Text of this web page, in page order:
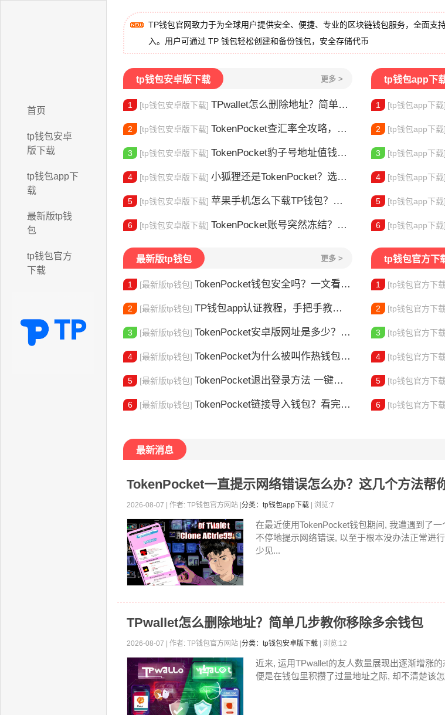
首页
tp钱包安卓
版下载
tp钱包app下
载
最新版tp钱
包
tp钱包官方
下载
TP钱包官网致力于为全球用户提供安全、便捷、专业的区块链钱包服务，全面支
入。用户可通过 TP 钱包轻松创建和备份钱包，安全存储代币
tp钱包安卓版下载 更多 >
1 [tp钱包安卓版下载] TPwallet怎么删除地址？简单几步教你移除多余钱包
2 [tp钱包安卓版下载] TokenPocket查汇率全攻略，新手一看就会
3 [tp钱包安卓版下载] TokenPocket豹子号地址值钱吗？新手看完这篇就懂了
4 [tp钱包安卓版下载] 小狐狸还是TokenPocket？选对钱包很重要
5 [tp钱包安卓版下载] 苹果手机怎么下载TP钱包？安装教程来了
6 [tp钱包安卓版下载] TokenPocket账号突然冻结？三步教你快速解冻
tp钱包app下
1 [tp钱包app下载]
2 [tp钱包app下载]
3 [tp钱包app下载]
4 [tp钱包app下载]
5 [tp钱包app下载]
6 [tp钱包app下载]
最新版tp钱包 更多 >
1 [最新版tp钱包] TokenPocket钱包安全吗？一文看懂真实风险
2 [最新版tp钱包] TP钱包app认证教程，手把手教你完成身份验证
3 [最新版tp钱包] TokenPocket安卓版网址是多少？一文教你安全下载
4 [最新版tp钱包] TokenPocket为什么被叫作热钱包？一文讲清楚
5 [最新版tp钱包] TokenPocket退出登录方法 一键切换账号超简单
6 [最新版tp钱包] TokenPocket链接导入钱包？看完这篇就懂了
tp钱包官方下
1 [tp钱包官方下
2 [tp钱包官方下
3 [tp钱包官方下
4 [tp钱包官方下
5 [tp钱包官方下
6 [tp钱包官方下
最新消息
TokenPocket一直提示网络错误怎么办？这几个方法帮
2026-08-07 | 作者: TP钱包官方网站 | 分类：tp钱包app下载 | 浏览:7
在最近使用TokenPocket钱包期间, 我遭遇到了
不停地提示网络错误, 以至于根本没办法正常进
少见...
TPwallet怎么删除地址？简单几步教你移除多余钱包
2026-08-07 | 作者: TP钱包官方网站 | 分类：tp钱包安卓版下载 | 浏览:12
近来, 运用TPwallet的友人数量展现出逐渐增涨
便是在钱包里积攒了过量地址之际, 却不清楚该